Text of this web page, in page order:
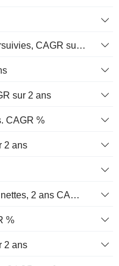
Bénéfices des activités poursuivies, CAGR sur 2 ans
sur 2 ans
CAGR %
2 ans
Immobilisations corporelles nettes, 2 ans CAGR %
%
2 ans